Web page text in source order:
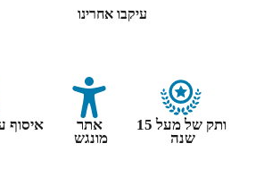
עיקבו אחרינו
ותק של מעל 15
שנה
אתר
מונגש
איסוף